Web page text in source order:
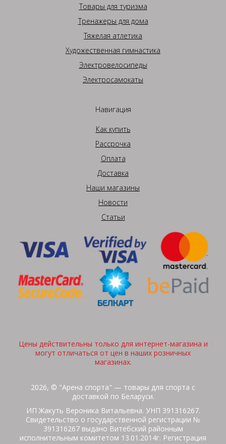
Товары для туризма
Тренажеры для дома
Тяжелая атлетика
Художественная гимнастика
Электровелосипеды
Электросамокаты
Навигация
Как купить
Рассрочка
Оплата
Доставка
Наши магазины
Новости
Статьи
Цены действительны только для интернет-магазина и
могут отличаться от цен в наших розничных
магазинах.
2026, © "Арена спорта" — товары для спорта с
доставкой по Беларуси.
ИП Жакуть Вероника Витальевна. УНП 391316267.
Свидетельство о государственной регистрации №
391316267 выдано Витебский районным
исполнительным комитетом 13.01.2014г. Регистрация